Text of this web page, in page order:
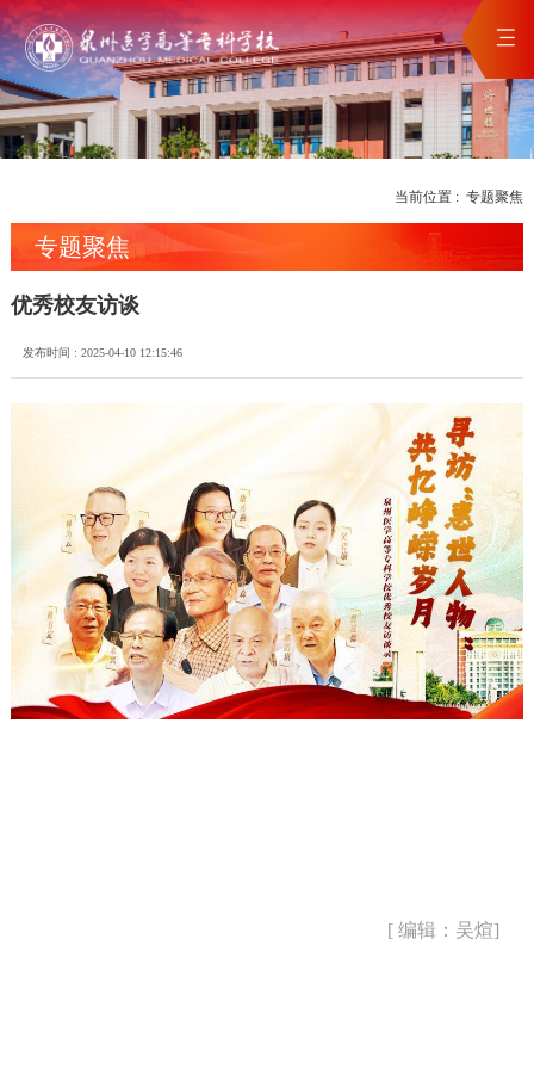
当前位置 :专题聚焦
专题聚焦
优秀校友访谈
发布时间 : 2025-04-10 12:15:46
[ 编辑：吴煊]